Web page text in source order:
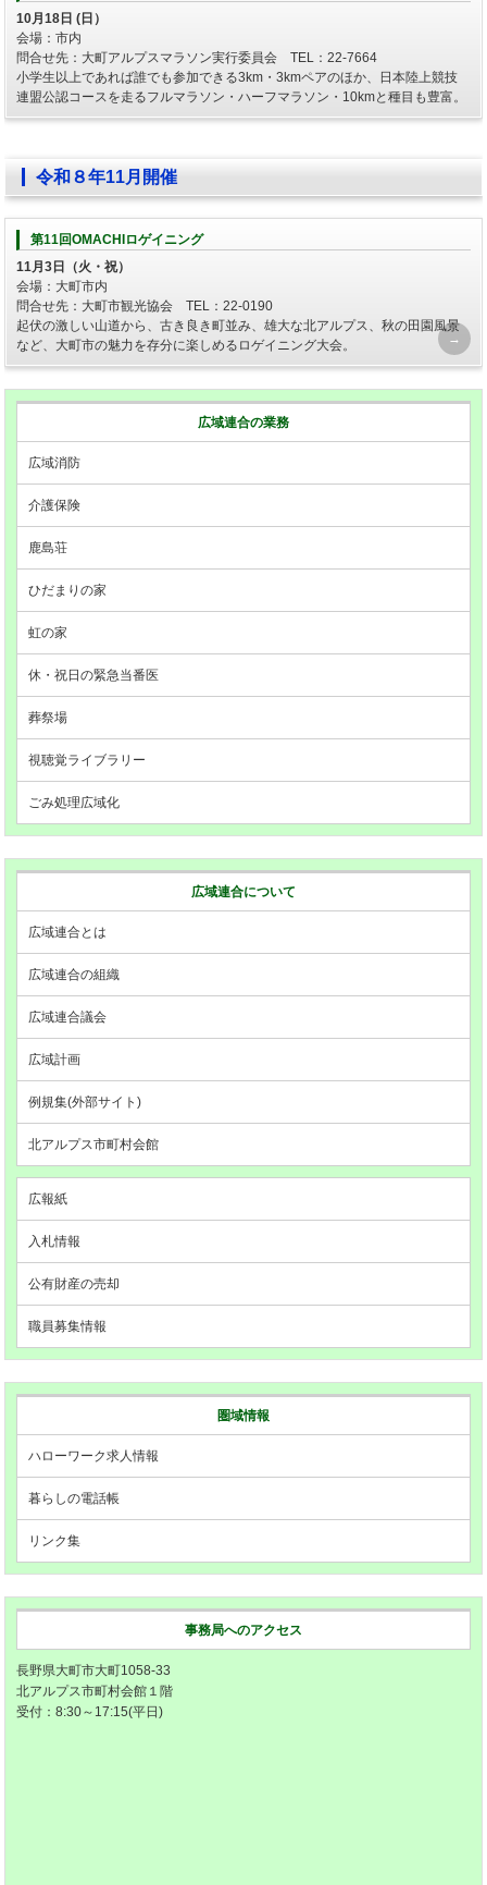
10月18日 (日）
会場：市内
問合せ先：大町アルプスマラソン実行委員会 TEL：22-7664
小学生以上であれば誰でも参加できる3km・3kmペアのほか、日本陸上競技
連盟公認コースを走るフルマラソン・ハーフマラソン・10kmと種目も豊富。
令和８年11月開催
第11回OMACHIロゲイニング
11月3日（火・祝）
会場：大町市内
問合せ先：大町市観光協会 TEL：22-0190
起伏の激しい山道から、古き良き町並み、雄大な北アルプス、秋の田園風景
など、大町市の魅力を存分に楽しめるロゲイニング大会。
広域連合の業務
広域消防
介護保険
鹿島荘
ひだまりの家
虹の家
休・祝日の緊急当番医
葬祭場
視聴覚ライブラリー
ごみ処理広域化
広域連合について
広域連合とは
広域連合の組織
広域連合議会
広域計画
例規集(外部サイト)
北アルプス市町村会館
広報紙
入札情報
公有財産の売却
職員募集情報
圏域情報
ハローワーク求人情報
暮らしの電話帳
リンク集
事務局へのアクセス
長野県大町市大町1058-33
北アルプス市町村会館１階
受付：8:30～17:15(平日)